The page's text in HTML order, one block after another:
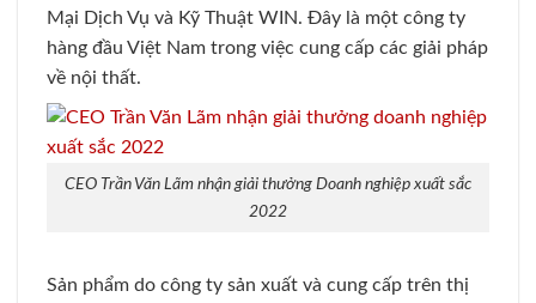
Mại Dịch Vụ và Kỹ Thuật WIN. Đây là một công ty
hàng đầu Việt Nam trong việc cung cấp các giải pháp
về nội thất.
CEO Trần Văn Lãm nhận giải thưởng Doanh nghiệp xuất sắc
2022
Sản phẩm do công ty sản xuất và cung cấp trên thị